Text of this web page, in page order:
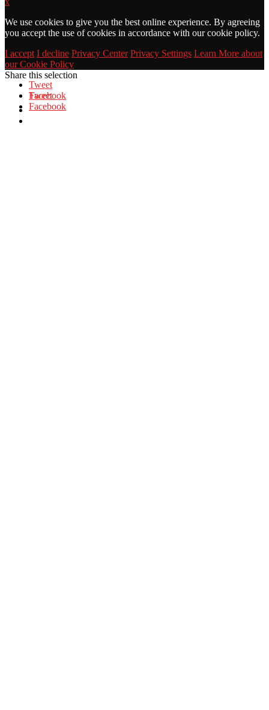
We use cookies to give you the best online experience. By agreeing
you accept the use of cookies in accordance with our cookie policy.
I accept I decline Privacy Center Privacy Settings Learn More about
our Cookie Policy
Tweet
Facebook
Share this selection
Tweet
Facebook